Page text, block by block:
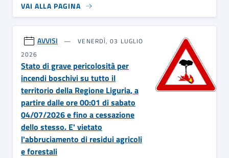
VAI ALLA PAGINA
AVVISI
VENERDÌ, 03 LUGLIO
2026
Stato di grave pericolosità per
incendi boschivi su tutto il
territorio della Regione Liguria, a
partire dalle ore 00:01 di sabato
04/07/2026 e fino a cessazione
dello stesso. E' vietato
l'abbruciamento di residui agricoli
e forestali